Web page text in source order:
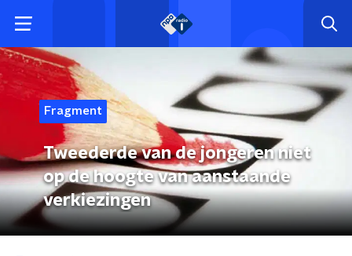
Fragment
Tweederde van de jongeren niet
op de hoogte van aanstaande
verkiezingen